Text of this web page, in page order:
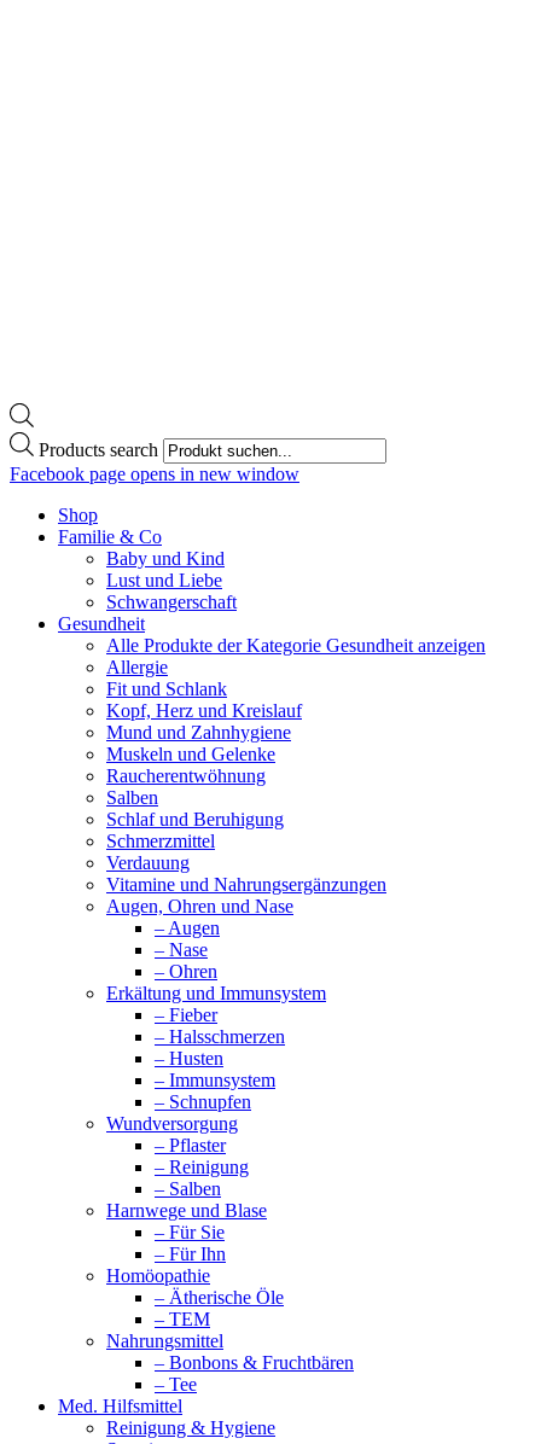
Products search
Facebook page opens in new window
Shop
Familie & Co
Baby und Kind
Lust und Liebe
Schwangerschaft
Gesundheit
Alle Produkte der Kategorie Gesundheit anzeigen
Allergie
Fit und Schlank
Kopf, Herz und Kreislauf
Mund und Zahnhygiene
Muskeln und Gelenke
Raucherentwöhnung
Salben
Schlaf und Beruhigung
Schmerzmittel
Verdauung
Vitamine und Nahrungsergänzungen
Augen, Ohren und Nase
– Augen
– Nase
– Ohren
Erkältung und Immunsystem
– Fieber
– Halsschmerzen
– Husten
– Immunsystem
– Schnupfen
Wundversorgung
– Pflaster
– Reinigung
– Salben
Harnwege und Blase
– Für Sie
– Für Ihn
Homöopathie
– Ätherische Öle
– TEM
Nahrungsmittel
– Bonbons & Fruchtbären
– Tee
Med. Hilfsmittel
Reinigung & Hygiene